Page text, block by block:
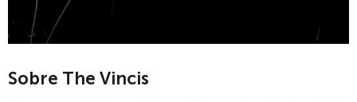
Sobre The Vincis